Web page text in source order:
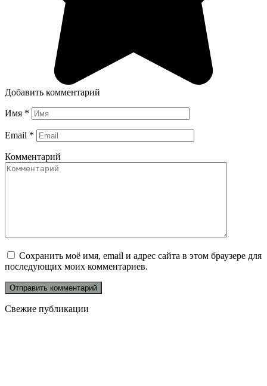
Добавить комментарий
Имя *
Email *
Комментарий
Сохранить моё имя, email и адрес сайта в этом браузере для
последующих моих комментариев.
Свежие публикации